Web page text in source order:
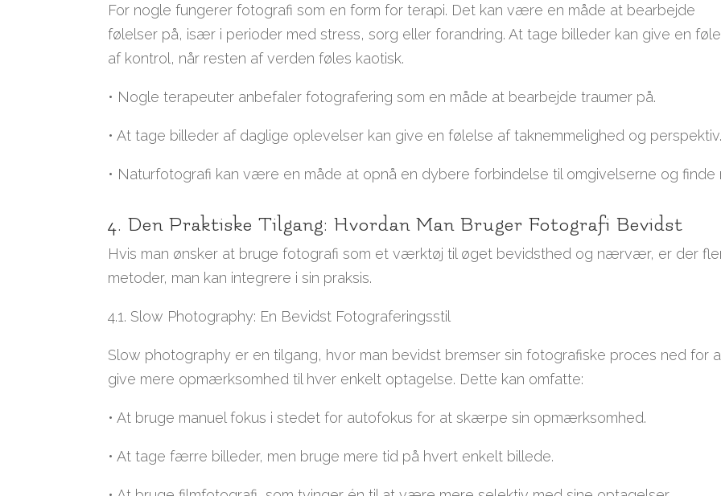
For nogle fungerer fotografi som en form for terapi. Det kan være en måde at bearbejde
følelser på, især i perioder med stress, sorg eller forandring. At tage billeder kan give en
af kontrol, når resten af verden føles kaotisk.
• Nogle terapeuter anbefaler fotografering som en måde at bearbejde traumer på.
• At tage billeder af daglige oplevelser kan give en følelse af taknemmelighed og perspektiv.
• Naturfotografi kan være en måde at opnå en dybere forbindelse til omgivelserne og finde
4. Den Praktiske Tilgang: Hvordan Man Bruger Fotografi Bevidst
Hvis man ønsker at bruge fotografi som et værktøj til øget bevidsthed og nærvær, er der
metoder, man kan integrere i sin praksis.
4.1. Slow Photography: En Bevidst Fotograferingsstil
Slow photography er en tilgang, hvor man bevidst bremser sin fotografiske proces ned for
give mere opmærksomhed til hver enkelt optagelse. Dette kan omfatte:
• At bruge manuel fokus i stedet for autofokus for at skærpe sin opmærksomhed.
• At tage færre billeder, men bruge mere tid på hvert enkelt billede.